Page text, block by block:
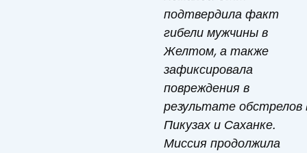
подтвердила факт
гибели мужчины в
Желтом, а также
зафиксировала
повреждения в
результате обстрелов
Пикузах и Саханке.
Миссия продолжила